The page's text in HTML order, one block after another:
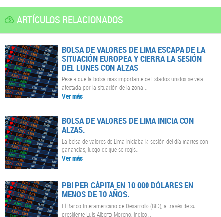
ARTÍCULOS RELACIONADOS
BOLSA DE VALORES DE LIMA ESCAPA DE LA
SITUACIÓN EUROPEA Y CIERRA LA SESIÓN
DEL LUNES CON ALZAS
Pese a que la bolsa mas importante de Estados unidos se veía
afectada por la situación de la zona ..
Ver más
BOLSA DE VALORES DE LIMA INICIA CON
ALZAS.
La bolsa de valores de Lima iniciaba la sesión del día martes con
ganancias, luego de que se regis..
Ver más
PBI PER CÁPITA EN 10 000 DÓLARES EN
MENOS DE 10 AÑOS.
El Banco Interamericano de Desarrollo (BID), a través de su
presidente Luis Alberto Moreno, indico ..